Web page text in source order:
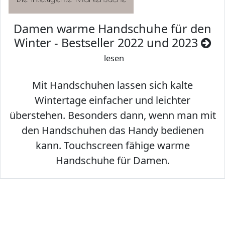
Damen warme Handschuhe für den
Winter - Bestseller 2022 und 2023
lesen
Mit Handschuhen lassen sich kalte
Wintertage einfacher und leichter
überstehen. Besonders dann, wenn man mit
den Handschuhen das Handy bedienen
kann. Touchscreen fähige warme
Handschuhe für Damen.